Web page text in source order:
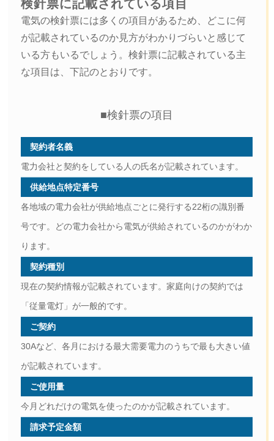
検針票に記載されている項目
電気の検針票には多くの項目があるため、どこに何
が記載されているのか見方がわかりづらいと感じて
いる方もいるでしょう。検針票に記載されている主
な項目は、下記のとおりです。
■検針票の項目
契約者名義
電力会社と契約をしている人の氏名が記載されています。
供給地点特定番号
各地域の電力会社が供給地点ごとに発行する22桁の識別番
号です。どの電力会社から電気が供給されているのかがわか
ります。
契約種別
現在の契約情報が記載されています。家庭向けの契約では
「従量電灯」が一般的です。
ご契約
30Aなど、各月における最大需要電力のうちで最も大きい値
が記載されています。
ご使用量
今月どれだけの電気を使ったのかが記載されています。
請求予定金額